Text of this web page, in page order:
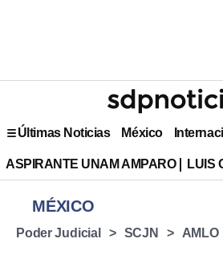
Últimas Noticias México
ASPIRANTE UNAM AMPARO LUIS
MÉXICO
Poder Judicial SCJN AMLO